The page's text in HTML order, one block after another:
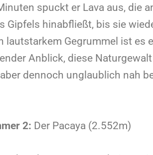
spuckt er Lava aus, die
Gipfels hinabfließt, bis sie
lautstarkem Gegrummel ist es
Anblick, diese
dennoch unglaublich nah
2: Der Pacaya (2.552m)